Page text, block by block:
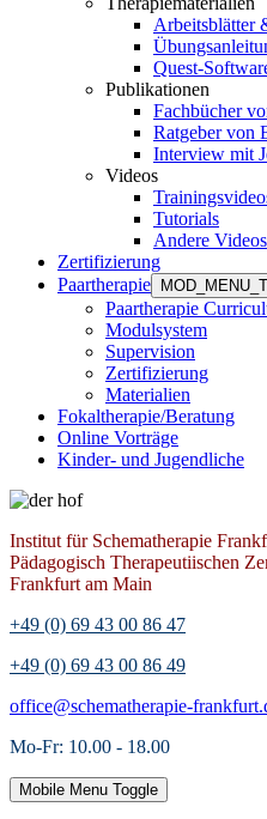
Arbeitsblätter
Quest-
Publikationen
Fachbücher
Ratgeber von
Interview mit
Videos
Tutorials
Andere Videos
Zertifizierung
Paartherapie
Paartherapie
Modulsystem
Supervision
Zertifizierung
Materialien
Fokaltherapie/Beratung
Online Vorträge
Kinder- und Jugendliche
Institut für Schematherapie
Pädagogisch Therapeutiischen
Frankfurt am Main
+49 (0) 69 43 00 86 47
+49 (0) 69 43 00 86 49
office@schematherapie-
Mo-Fr: 10.00 - 18.00
Mobile Menu Toggle